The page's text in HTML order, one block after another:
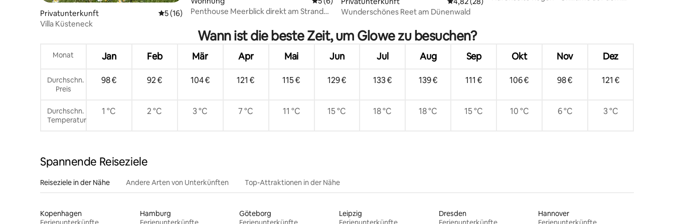
Privatunterkunft Durchschnittliche Bewertung: 5 von 5, 16 Bewertungen
5 (16)
Villa Küsteneck
Penthouse Meerblick direkt am Strand
Wunderschönes Reet am Dünenwald
Wann ist die beste Zeit, um Glowe zu besuchen?
Monat Jan Feb Mär Apr Mai Jun Jul Aug Sep Okt Nov Dez
Durchschn.
Preis
98 € 92 € 104 € 121 € 115 € 129 € 133 € 139 € 111 € 106 € 98 € 121 €
Durchschn.
Temperatur
1 °C 2 °C 3 °C 7 °C 11 °C 15 °C 18 °C 18 °C 15 °C 10 °C 6 °C 3 °C
Spannende Reiseziele
Reiseziele in der Nähe Andere Arten von Unterkünften Top-Attraktionen in der Nähe
Kopenhagen
Hamburg
Göteborg
Leipzig
Dresden
Hannover